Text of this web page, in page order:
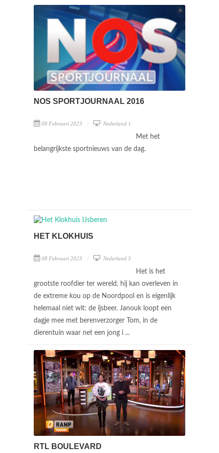
NOS SPORTJOURNAAL 2016
08 Februari 2023 Nederland 1
Met het
belangrijkste sportnieuws van de dag.
HET KLOKHUIS
08 Februari 2023 Nederland 3
Het is het
grootste roofdier ter wereld, hij kan overleven in
de extreme kou op de Noordpool en is eigenlijk
helemaal niet wit: de ijsbeer. Janouk loopt een
dagje mee met berenverzorger Tom, in de
dierentuin waar net een jong i ...
RTL BOULEVARD